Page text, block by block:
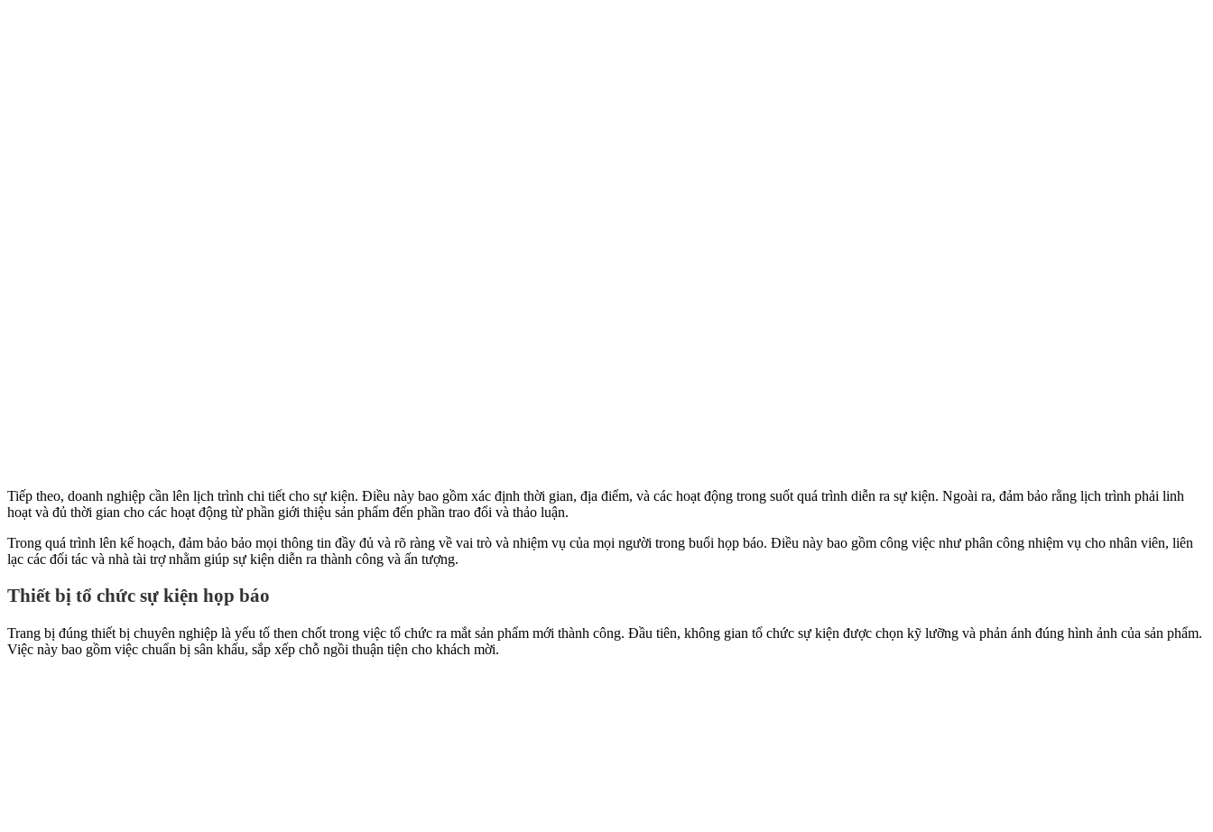
Tiếp theo, doanh nghiệp cần lên lịch trình chi tiết cho sự kiện. Điều này bao gồm xác định thời gian, địa điểm, và các hoạt động trong suốt quá trình diễn ra sự kiện. Ngoài ra, đảm bảo rằng lịch trình phải linh
hoạt và đủ thời gian cho các hoạt động từ phần giới thiệu sản phẩm đến phần trao đổi và thảo luận.
Trong quá trình lên kế hoạch, đảm bảo bảo mọi thông tin đầy đủ và rõ ràng về vai trò và nhiệm vụ của mọi người trong buổi họp báo. Điều này bao gồm công việc như phân công nhiệm vụ cho nhân viên, liên
lạc các đối tác và nhà tài trợ nhằm giúp sự kiện diễn ra thành công và ấn tượng.
Thiết bị tổ chức sự kiện họp báo
Trang bị đúng thiết bị chuyên nghiệp là yếu tố then chốt trong việc tổ chức ra mắt sản phẩm mới thành công. Đầu tiên, không gian tổ chức sự kiện được chọn kỹ lưỡng và phản ánh đúng hình ảnh của sản phẩm.
Việc này bao gồm việc chuẩn bị sân khấu, sắp xếp chỗ ngồi thuận tiện cho khách mời.